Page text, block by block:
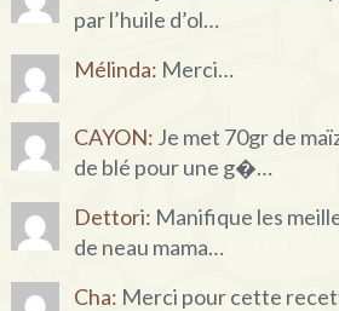
par l’huile d’ol…
Mélinda: Merci…
CAYON: Je met 70gr de
de blé pour une g�…
Dettori: Manifique les
de neau mama…
Cha: Merci pour cette